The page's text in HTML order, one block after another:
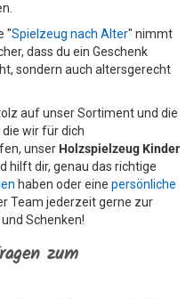
"Spielzeug nach Alter" nimmt
dass du ein Geschenk
sondern auch altersgerecht
auf unser Sortiment und die
die wir für dich
unser Holzspielzeug Kinder
hilft dir, genau das richtige
haben oder eine persönliche
Team jederzeit gerne zur
Schenken!
zum